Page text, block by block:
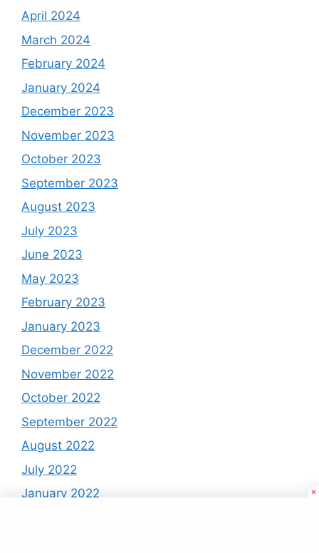
April 2024
March 2024
February 2024
January 2024
December 2023
November 2023
October 2023
September 2023
August 2023
July 2023
June 2023
May 2023
February 2023
January 2023
December 2022
November 2022
October 2022
September 2022
August 2022
July 2022
January 2022